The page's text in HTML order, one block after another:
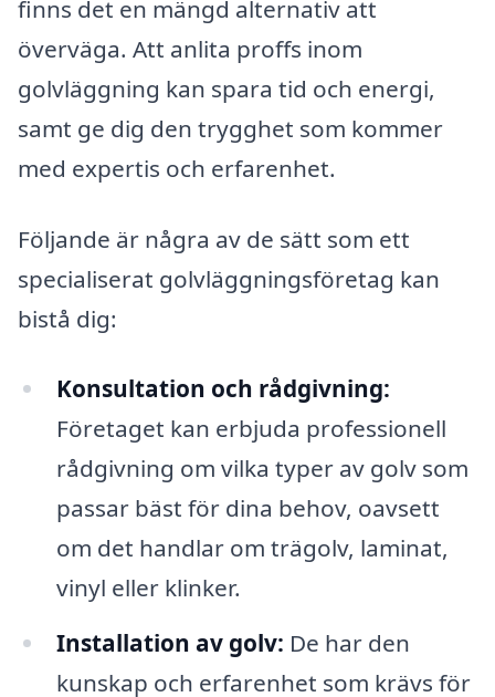
finns det en mängd alternativ att
överväga. Att anlita proffs inom
golvläggning kan spara tid och energi,
samt ge dig den trygghet som kommer
med expertis och erfarenhet.
Följande är några av de sätt som ett
specialiserat golvläggningsföretag kan
bistå dig:
Konsultation och rådgivning:
Företaget kan erbjuda professionell
rådgivning om vilka typer av golv som
passar bäst för dina behov, oavsett
om det handlar om trägolv, laminat,
vinyl eller klinker.
Installation av golv: De har den
kunskap och erfarenhet som krävs för